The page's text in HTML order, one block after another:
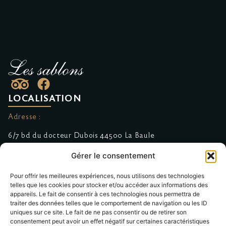
Gérer le consentement
Pour offrir les meilleures expériences, nous utilisons des technologies
telles que les cookies pour stocker et/ou accéder aux informations des
appareils. Le fait de consentir à ces technologies nous permettra de
traiter des données telles que le comportement de navigation ou les ID
uniques sur ce site. Le fait de ne pas consentir ou de retirer son
consentement peut avoir un effet négatif sur certaines caractéristiques
LOCALISATION
Adresse :
6/7 bd du docteur Dubois 44500 La Baule
Suivez-nous sur Facebook
02.40.11.36.11
MENU